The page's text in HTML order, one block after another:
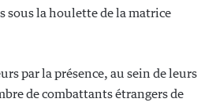
sous la houlette de la matrice
par la présence, au sein de leurs
de combattants étrangers de